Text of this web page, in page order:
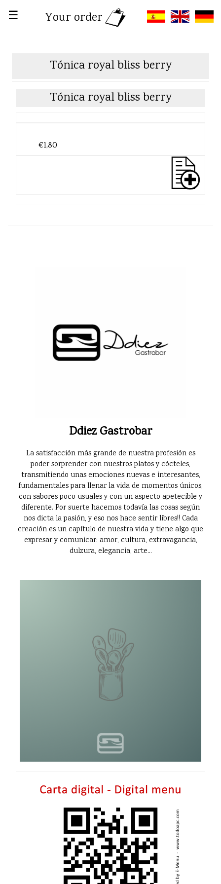
☰ Your order
Tónica royal bliss berry
Tónica royal bliss berry
€1,80
Ddiez Gastrobar
La satisfacción más grande de nuestra profesión es
poder sorprender con nuestros platos y cócteles,
transmitiendo unas emociones nuevas e interesantes,
fundamentales para llenar la vida de momentos únicos,
con sabores poco usuales y con un aspecto apetecible y
diferente. Por suerte hacemos todavía las cosas según
nos dicta la pasión, y eso nos hace sentir libres!! Cada
creación es un capítulo de nuestra vida y tiene algo que
expresar y comunicar: amor, cultura, extravagancia,
dulzura, elegancia, arte...